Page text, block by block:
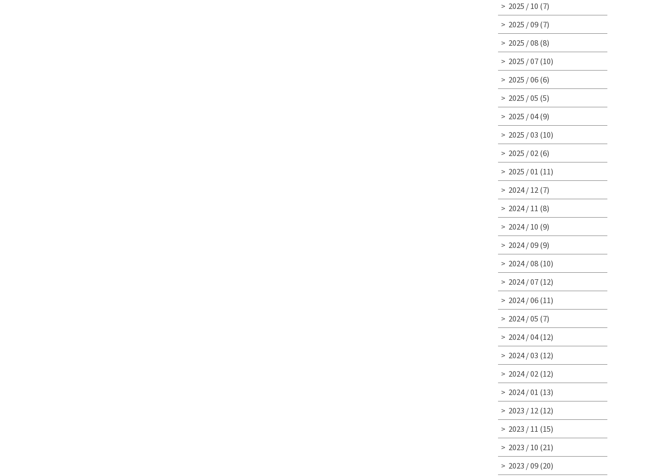
2025 / 10 (7)
2025 / 09(7)
2025 / 08(8)
2025 / 07(10)
2025 / 06(6)
2025 / 05 (5)
2025 / 04(9)
2025 / 03 (10)
2025 / 02 (6)
2025 / 01 (11)
2024 / 12 (7)
2024 / 11 (8)
2024 / 10 (9)
2024 / 09(9)
2024 / 08(10)
2024 / 07(12)
2024 / 06(11)
2024 / 05 (7)
2024 / 04(12)
2024 / 03 (12)
2024 / 02 (12)
2024 / 01 (13)
2023 / 12 (12)
2023 / 11 (15)
2023 / 10 (21)
2023 / 09(20)